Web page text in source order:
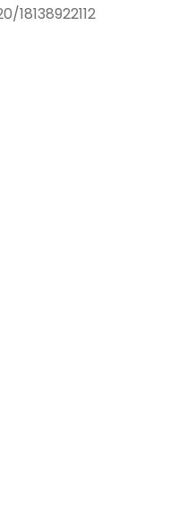
18138922112